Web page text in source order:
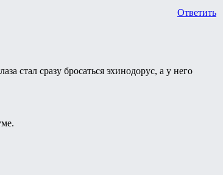
Ответить
стал сразу бросаться эхинодорус, а у него